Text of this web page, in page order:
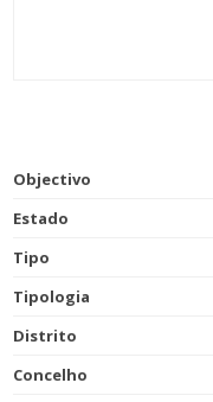
Objectivo
Estado
Tipo
Tipologia
Distrito
Concelho